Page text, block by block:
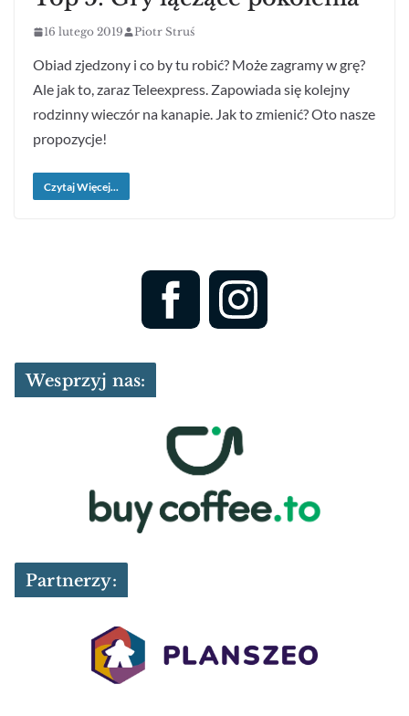
16 lutego 2019 Piotr Struś
Obiad zjedzony i co by tu robić? Może zagramy w grę?
Ale jak to, zaraz Teleexpress. Zapowiada się kolejny
rodzinny wieczór na kanapie. Jak to zmienić? Oto nasze
propozycje!
Czytaj Więcej...
Wesprzyj nas:
Partnerzy: